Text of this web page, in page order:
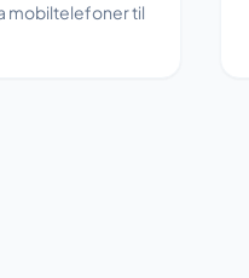
mobiltelefoner til